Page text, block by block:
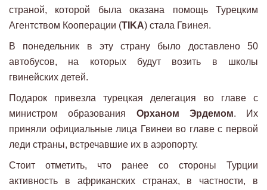
страной, которой была оказана помощь Турецким
Агентством Кооперации (TIKA) стала Гвинея.
В понедельник в эту страну было доставлено 50
автобусов, на которых будут возить в школы
гвинейских детей.
Подарок привезла турецкая делегация во главе с
министром образования Орханом Эрдемом. Их
приняли официальные лица Гвинеи во главе с первой
леди страны, встречавшие их в аэропорту.
Стоит отметить, что ранее со стороны Турции
активность в африканских странах, в частности, в